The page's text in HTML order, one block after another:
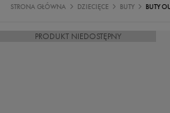
STRONA GŁÓWNA DZIECIĘCE BUTY BUTY
PRODUKT NIEDOSTĘPNY